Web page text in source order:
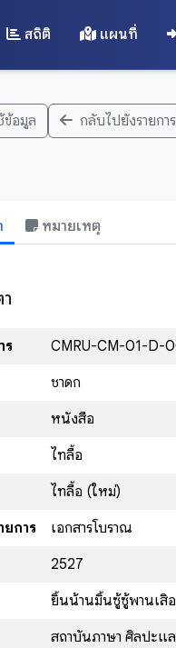
สถิติ แผนที่
ข้อมูล กลับไปยังรายกา
หมายเหตุ
ร
CMRU-CM-01-D-
ชาดก
หนังสือ
ไทลื้อ
ไทลื้อ (ใหม่)
ยการ
เอกสารโบราณ
2527
ยิ้นน้านมิ้นซู้ซู้พานเสิ่อ
สถาบันภาษา ศิลปะแ